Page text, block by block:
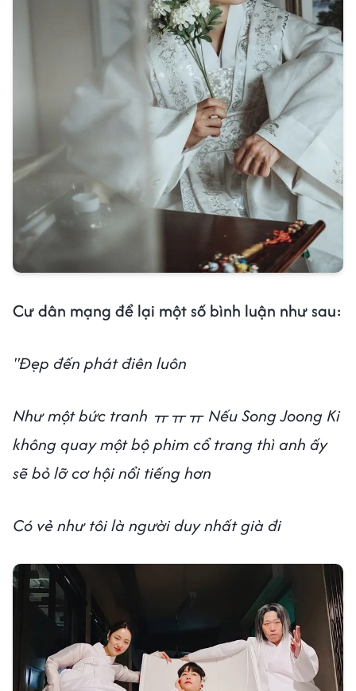
Cư dân mạng để lại một số bình luận như sau:
"Đẹp đến phát điên luôn
Như một bức tranh ㅠㅠㅠ Nếu Song Joong Ki
không quay một bộ phim cổ trang thì anh ấy
sẽ bỏ lỡ cơ hội nổi tiếng hơn
Có vẻ như tôi là người duy nhất già đi